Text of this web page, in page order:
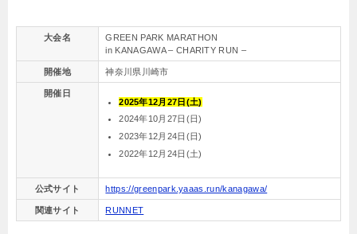
大会名
GREEN PARK MARATHON
in KANAGAWA – CHARITY RUN –
開催地 神奈川県川崎市
開催日
2025年12月27日(土)
2024年10月27日(日)
2023年12月24日(日)
2022年12月24日(土)
公式サイト https://greenpark.yaaas.run/kanagawa/
関連サイト RUNNET